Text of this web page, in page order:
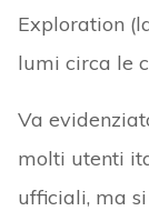
Exploration
lumi circa le
Va
molti utenti
ufficiali, ma